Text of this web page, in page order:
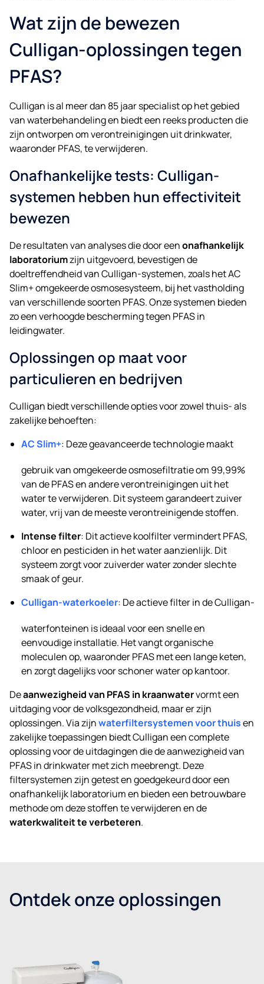
Wat zijn de bewezen
Culligan-oplossingen tegen
PFAS?
Culligan is al meer dan 85 jaar specialist op het gebied
van waterbehandeling en biedt een reeks producten die
zijn ontworpen om verontreinigingen uit drinkwater,
waaronder PFAS, te verwijderen.
Onafhankelijke tests: Culligan-
systemen hebben hun effectiviteit
bewezen
De resultaten van analyses die door eenonafhankelijk
laboratoriumzijn uitgevoerd, bevestigen de
doeltreffendheid van Culligan-systemen, zoals het AC
Slim+ omgekeerde osmosesysteem, bij het vastholding
van verschillende soorten PFAS. Onze systemen bieden
zo een verhoogde bescherming tegen PFAS in
leidingwater.
Oplossingen op maat voor
particulieren en bedrijven
Culligan biedt verschillende opties voor zowel thuis- als
zakelijke behoeften:
AC Slim+: Deze geavanceerde technologie maakt
gebruik van omgekeerde osmosefiltratie om 99,99%
van de PFAS en andere verontreinigingen uit het
water te verwijderen. Dit systeem garandeert zuiver
water, vrij van de meeste verontreinigende stoffen.
Intense filter: Dit actieve koolfilter vermindert PFAS,
chloor en pesticiden in het water aanzienlijk. Dit
systeem zorgt voor zuiverder water zonder slechte
smaak of geur.
Culligan-waterkoeler: De actieve filter in de Culligan-
waterfonteinen is ideaal voor een snelle en
eenvoudige installatie. Het vangt organische
moleculen op, waaronder PFAS met een lange keten,
en zorgt dagelijks voor schoner water op kantoor.
Deaanwezigheid van PFAS in kraanwatervormt een
uitdaging voor de volksgezondheid, maar er zijn
oplossingen. Via zijnwaterfiltersystemen voor thuisen
zakelijke toepassingen biedt Culligan een complete
oplossing voor de uitdagingen die de aanwezigheid van
PFAS in drinkwater met zich meebrengt. Deze
filtersystemen zijn getest en goedgekeurd door een
onafhankelijk laboratorium en bieden een betrouwbare
methode om deze stoffen te verwijderen en de
waterkwaliteit te verbeteren.
Ontdek onze oplossingen